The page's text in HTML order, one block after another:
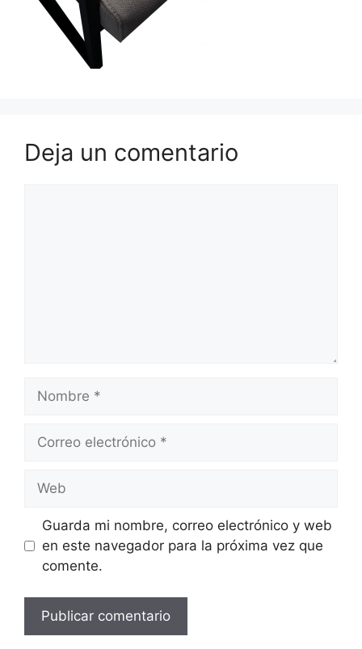
Deja un comentario
Guarda mi nombre, correo electrónico y web
en este navegador para la próxima vez que
comente.